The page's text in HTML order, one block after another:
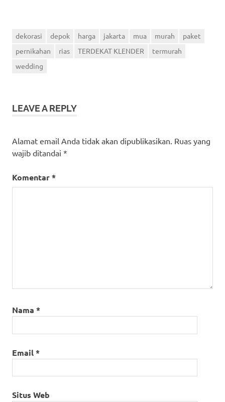
dekorasi depok harga jakarta mua murah
paket
pernikahan
rias TERDEKAT KLENDER
termurah
wedding
LEAVE A REPLY
Alamat email Anda tidak akan dipublikasikan. Ruas yang
wajib ditandai *
Komentar*
Nama *
Email*
Situs Web